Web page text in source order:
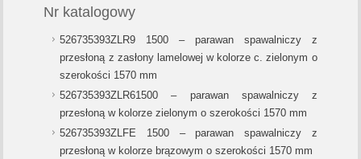
Nr katalogowy
526735393ZLR9 1500 – parawan spawalniczy z
przesłoną z zasłony lamelowej w kolorze c. zielonym o
szerokości 1570 mm
526735393ZLR61500 – parawan spawalniczy z
przesłoną w kolorze zielonym o szerokości 1570 mm
526735393ZLFE 1500 – parawan spawalniczy z
przesłoną w kolorze brązowym o szerokości 1570 mm